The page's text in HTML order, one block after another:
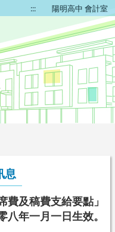
::: 陽明高中 會計室
息
及稿費支給要點」
年一月一日生效。